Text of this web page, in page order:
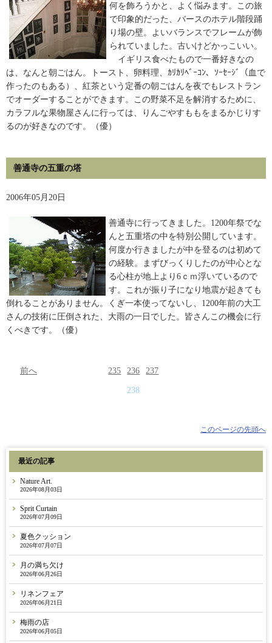
何を飾ろうかと、よく悩みます。この旅
で印象的だった、バースのホテル階段踊
り場の壁。よいバランスでフレームが飾
られていました。古いけどかっこいい。
イギリス食べたもので一番好きなの
は、なんと朝ごはん。トースト、卵料理、ｶﾘｶﾘﾍﾞｰｺﾝ、ｿｰｾｰｼﾞ（血で
作ったのもある）、紅茶という定番の朝ごはんを夜でもレストラン
でオーダーすることができます。この野菜不足を解消するために、
カラフルな果物屋さんに行っては、りんごやすももをまるかじりす
るのが好きなのです。（優）
善通寺の五重の塔
2006年05月20日
善通寺に行ってきました。1200年祭でな
んと五重塔の中を特別公開しています。
何度か行きましたが中を登るのは初めて
の経験。まずびっくりしたのが中心とな
る心柱が地上より6ｃｍ浮いているので
す。これが振り子になり地震が起きても
倒れることがありません。くぎ一本使ってないし、1200年前の大工
さんの技術に圧倒された、大雨の一日でした。皆さんこの機会に行
くべきです。（優）
前へ 235 236 237
238
このページの先頭へ
最近の記事
Nature Art.
2026年08月03日
Sprit Curtain
2026年07月09日
夏色クッション
2026年07月07日
月の満ち欠け
2026年06月26日
リネンフェア
2026年06月21日
梅雨の店
2026年06月05日